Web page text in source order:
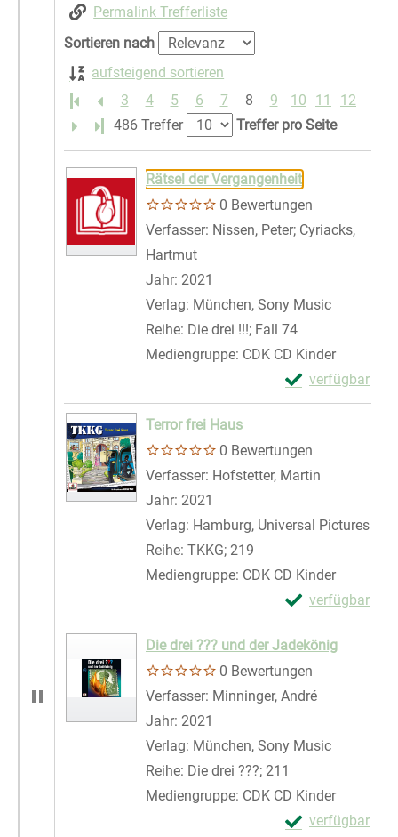
Permalink Trefferliste
Sortieren nach
aufsteigend sortieren
3
4 5 6 7 8 9 10 11
12
Letzte Seite
486 Treffer Treffer pro Seite
Suchergebnis
Zu den Suchfiltern springen
Rätsel der Vergangenheit
0 Bewertungen
Verfasser: Nissen, Peter; Cyriacks,
Hartmut
Jahr: 2021
Verlag: München, Sony Music
Reihe: Die drei !!!; Fall 74
Mediengruppe: CDK CD Kinder
verfügbar
Exemplar-
Zum Download
Terror frei Haus
0 Bewertungen
Verfasser: Hofstetter, Martin
Jahr: 2021
Verlag: Hamburg, Universal Pictures
Reihe: TKKG; 219
Mediengruppe: CDK CD Kinder
verfügbar
Exemplar-
Zum Download
Die drei ??? und der Jadekönig
0 Bewertungen
Verfasser: Minninger, André
Jahr: 2021
Verlag: München, Sony Music
Reihe: Die drei ???; 211
Mediengruppe: CDK CD Kinder
verfügbar
Exemplar-